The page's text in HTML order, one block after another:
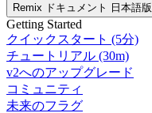
Remix ドキュメント 日本語版
Getting Started
クイックスタート (5分)
チュートリアル (30m)
v2へのアップグレード
コミュニティ
未来のフラグ